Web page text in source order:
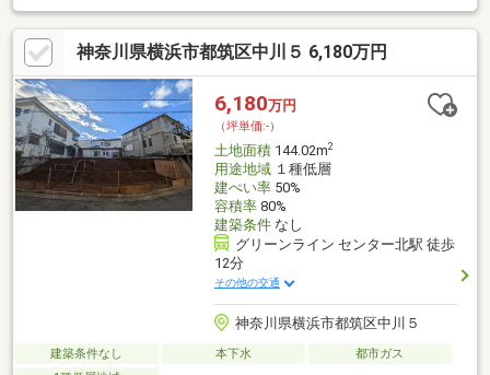
率：50％/容積率：80％☆幅員約4.5ｍ/接面約14.9ｍ□周辺環境□中
川八幡山公園まで約270ｍ中川ききょう公園まで約240ｍモザイク
モール港北まで約780ｍファミリーマートセンター北店まで約930
ｍ横浜市立都筑小学校まで約390ｍ
神奈川県横浜市都筑区中川５ 6,180万円
6,180万円
（坪単価:-）
土地面積144.02m2
用途地域１種低層
建ぺい率50%
容積率80%
建築条件なし
グリーンライン センター北駅 徒歩
12分
その他の交通
神奈川県横浜市都筑区中川５
建築条件なし 本下水
都市ガス